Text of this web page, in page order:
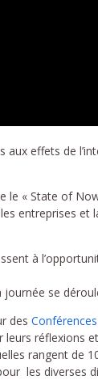
effets de
le « State of
entreprises
à
journée se
des
réflexions
rangent de
les diverses